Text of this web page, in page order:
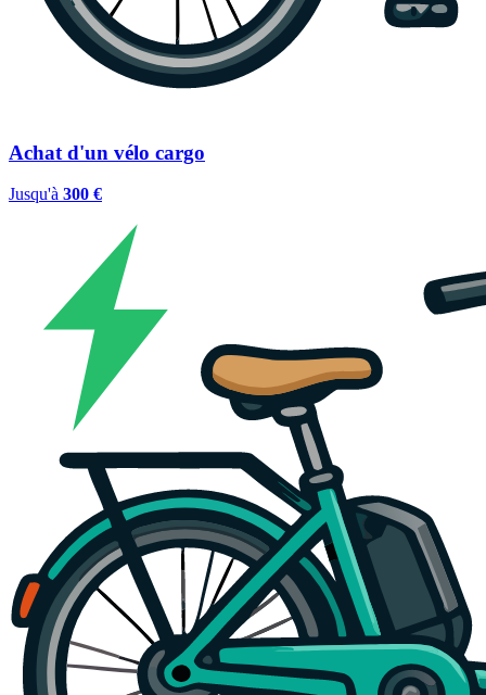
Achat d'un vélo cargo
Jusqu'à 300 €